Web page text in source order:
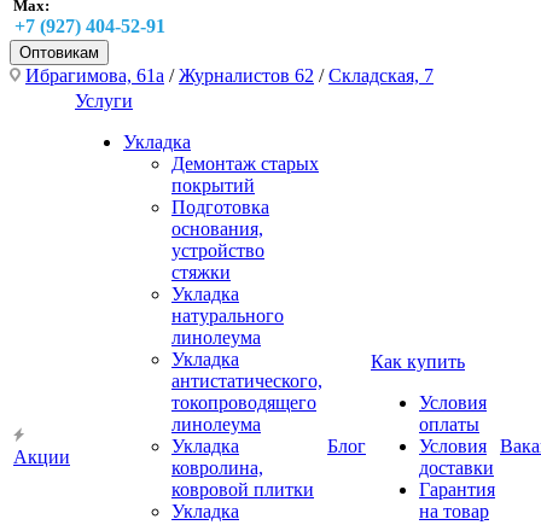
Max:
+7 (927) 404-52-91
Оптовикам
Ибрагимова, 61а /Журналистов 62 /Складская, 7
Акции
Услуги
Укладка
Демонтаж старых
покрытий
Подготовка
основания,
устройство
стяжки
Укладка
натурального
линолеума
Укладка
антистатического,
токопроводящего
линолеума
Укладка
ковролина,
ковровой плитки
Укладка
Блог
Как купить
Условия
оплаты
Условия
доставки
Гарантия
на товар